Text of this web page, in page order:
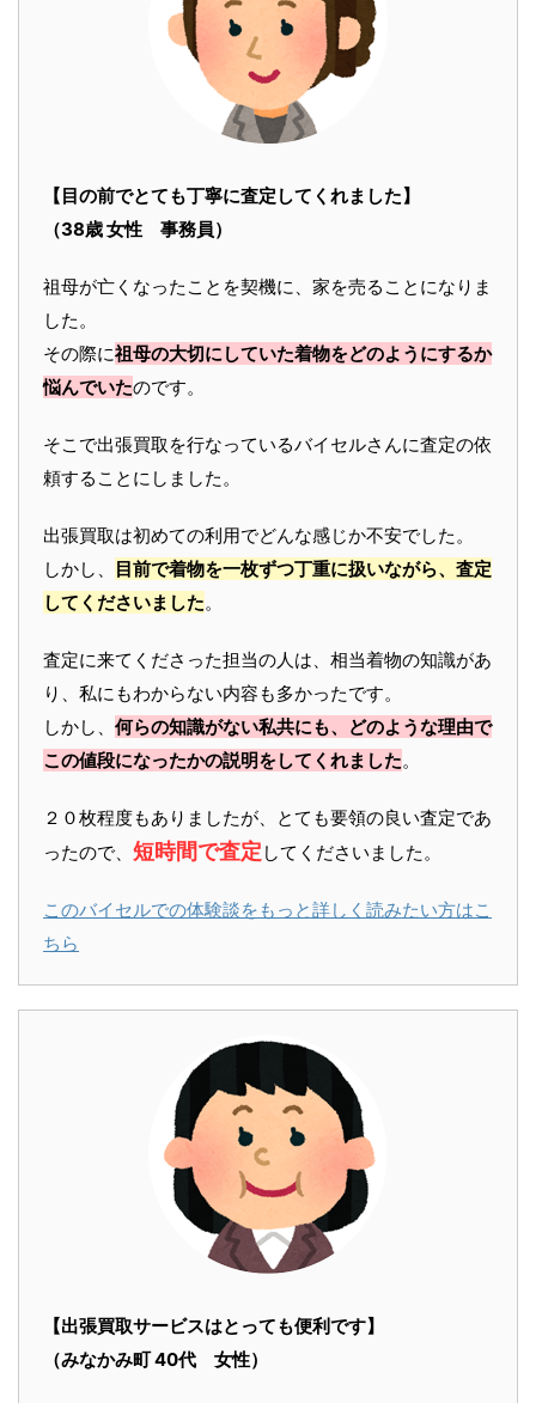
【目の前でとても丁寧に査定してくれました】
（38歳 女性 事務員）
祖母が亡くなったことを契機に、家を売ることになりま
した。
その際に祖母の大切にしていた着物をどのようにするか
悩んでいたのです。
そこで出張買取を行なっているバイセルさんに査定の依
頼することにしました。
出張買取は初めての利用でどんな感じか不安でした。
しかし、
目前で着物を一枚ずつ丁重に扱いながら、査定
してくださいました。
査定に来てくださった担当の人は、相当着物の知識があ
り、私にもわからない内容も多かったです。
しかし、 何らの知識がない私共にも、どのような理由で
この値段になったかの説明をしてくれました。
２０枚程度もありましたが、とても要領の良い査定であ
ったので、 短時間で査定 してくださいました。
このバイセルでの体験談をもっと詳しく読みたい方はこ
ちら
【出張買取サービスはとっても便利です】
（みなかみ町 40代 女性）